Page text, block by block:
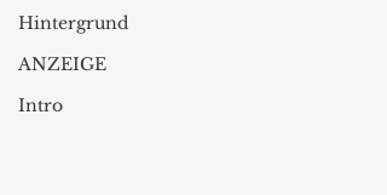
Hintergrund
ANZEIGE
Intro